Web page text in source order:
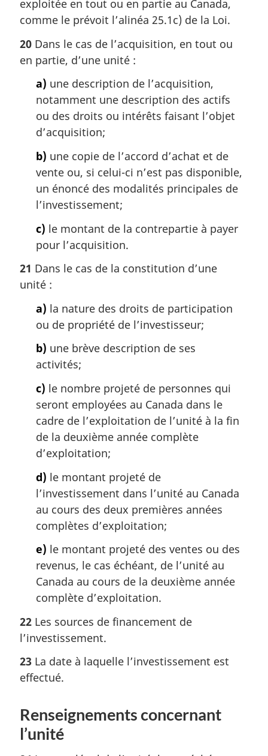
exploitée en tout ou en partie au Canada,
comme le prévoit l’alinéa 25.1c) de la Loi.
20 Dans le cas de l’acquisition, en tout ou
en partie, d’une unité :
a) une description de l’acquisition,
notamment une description des actifs
ou des droits ou intérêts faisant l’objet
d’acquisition;
b) une copie de l’accord d’achat et de
vente ou, si celui-ci n’est pas disponible,
un énoncé des modalités principales de
l’investissement;
c) le montant de la contrepartie à payer
pour l’acquisition.
21 Dans le cas de la constitution d’une
unité :
a) la nature des droits de participation
ou de propriété de l’investisseur;
b) une brève description de ses
activités;
c) le nombre projeté de personnes qui
seront employées au Canada dans le
cadre de l’exploitation de l’unité à la fin
de la deuxième année complète
d’exploitation;
d) le montant projeté de
l’investissement dans l’unité au Canada
au cours des deux premières années
complètes d’exploitation;
e) le montant projeté des ventes ou des
revenus, le cas échéant, de l’unité au
Canada au cours de la deuxième année
complète d’exploitation.
22 Les sources de financement de
l’investissement.
23 La date à laquelle l’investissement est
effectué.
Renseignements concernant
l’unité